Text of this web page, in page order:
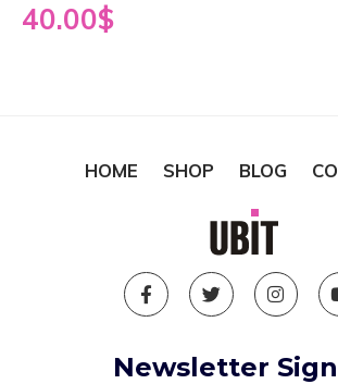
40.00$
HOME SHOP BLOG
Newsletter